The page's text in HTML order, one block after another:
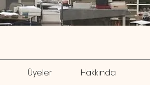
Üyeler Hakkında